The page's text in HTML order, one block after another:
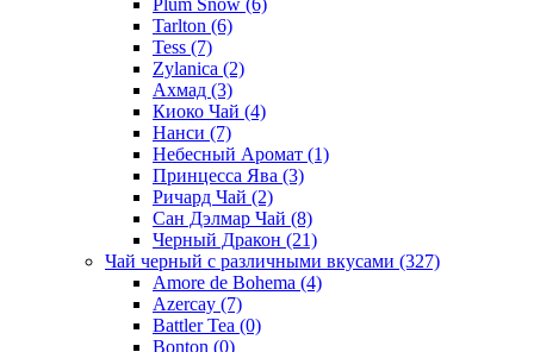
Tarlton (6)
Tess (7)
Zylanica (2)
Ахмад (3)
Киоко Чай (4)
Нанси (7)
Небесный Аромат (1)
Принцесса Ява (3)
Ричард Чай (2)
Сан Дэлмар Чай (8)
Черный Дракон (21)
Чай черный с различными вкусами (327)
Amore de Bohema (4)
Azercay (7)
Battler Tea (0)
Bonton (0)